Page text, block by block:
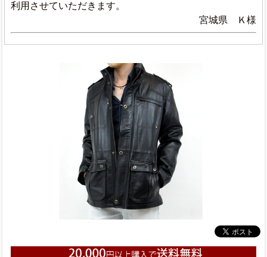
利用させていただきます。
宮城県 Ｋ様